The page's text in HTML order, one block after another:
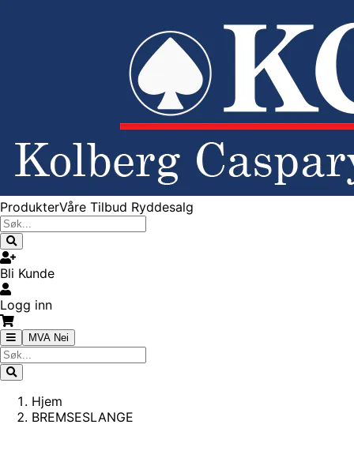
ProdukterVåre Tilbud Ryddesalg
Bli Kunde
Logg inn
MVA Nei
Hjem
BREMSESLANGE